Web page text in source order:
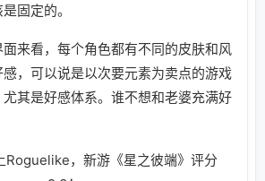
固定的。
来看，每个角色都有不同的皮肤和风
，可以说是以次要元素为卖点的游戏
其是好感体系。谁不想和老婆充满好